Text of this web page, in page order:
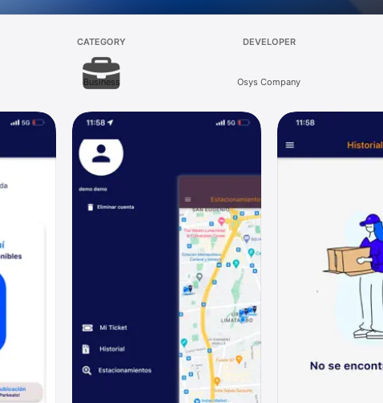
CATEGORY
Business
DEVELOPER
Osys Company